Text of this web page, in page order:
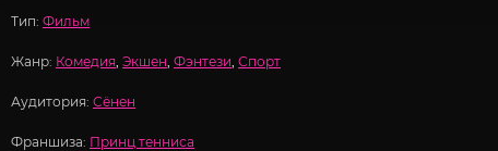
Тип: Фильм
Жанр: Комедия, Экшен, Фэнтези, Спорт
Аудитория: Сёнен
Франшиза: Принц тенниса